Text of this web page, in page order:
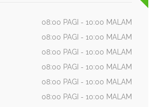
08:00 PAGI - 10:00 MALAM
08:00 PAGI - 10:00 MALAM
08:00 PAGI - 10:00 MALAM
08:00 PAGI - 10:00 MALAM
08:00 PAGI - 10:00 MALAM
08:00 PAGI - 10:00 MALAM